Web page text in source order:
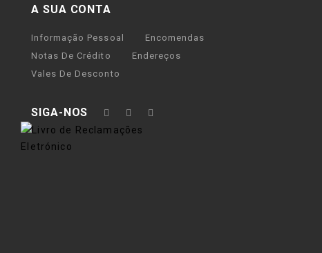
A SUA CONTA
Informação Pessoal
Encomendas
Notas De Crédito
Endereços
Vales De Desconto
SIGA-NOS